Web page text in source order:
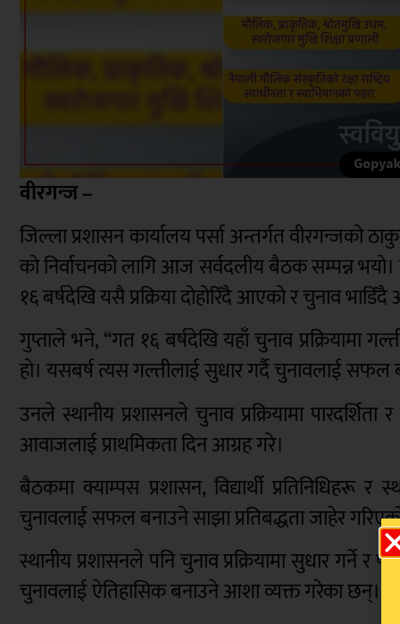
वीरगन्ज –
जिल्ला प्रशासन कार्यालय पर्सा अन्तर्गत वीरगन्जको
को निर्वाचनको लागि आज सर्वदलीय बैठक सम्पन्न
१६ बर्षदेखि यसै प्रक्रिया दोहोरिँदै आएको र चुनाव
गुप्ताले भने, “गत १६ बर्षदेखि यहाँ चुनाव
हो। यसबर्ष त्यस गल्तीलाई सुधार गर्दै चुनावलाई सफल
उनले स्थानीय प्रशासनले चुनाव प्रक्रियामा पारदर्शिता
आवाजलाई प्राथमिकता दिन आग्रह गरे।
बैठकमा क्याम्पस प्रशासन, विद्यार्थी प्रतिनिधिहरू
चुनावलाई सफल बनाउने साझा प्रतिबद्धता जाहेर
स्थानीय प्रशासनले पनि चुनाव प्रक्रियामा सुधार गर्ने र
चुनावलाई ऐतिहासिक बनाउने आशा व्यक्त गरेका छन्।